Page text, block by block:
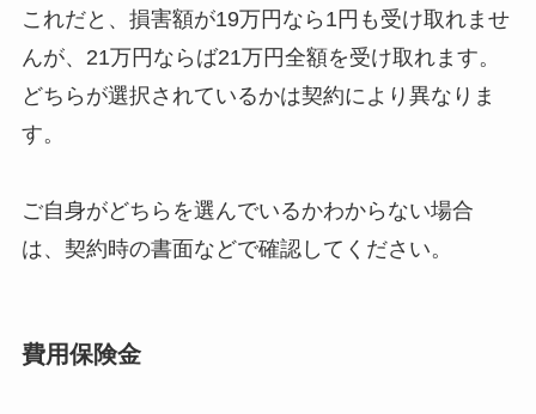
これだと、損害額が19万円なら1円も受け取れませ
んが、21万円ならば21万円全額を受け取れます。
どちらが選択されているかは契約により異なりま
す。
ご自身がどちらを選んでいるかわからない場合
は、契約時の書面などで確認してください。
費用保険金